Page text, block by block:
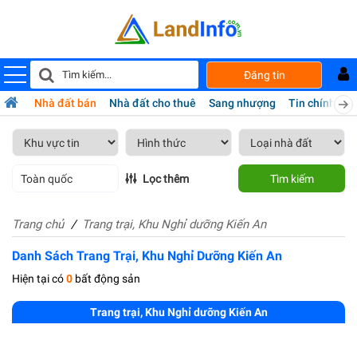
Đăng tin
Nhà đất bán Nhà đất cho thuê Sang nhượng Tin chính chủ
Toàn quốc Lọc thêm Tìm kiếm
Trang chủ Trang trại, Khu Nghỉ dưỡng Kiến An
Danh Sách Trang Trại, Khu Nghỉ Dưỡng Kiến An
Hiện tại có0 bất động sản
Trang trại, Khu Nghỉ dưỡng Kiến An